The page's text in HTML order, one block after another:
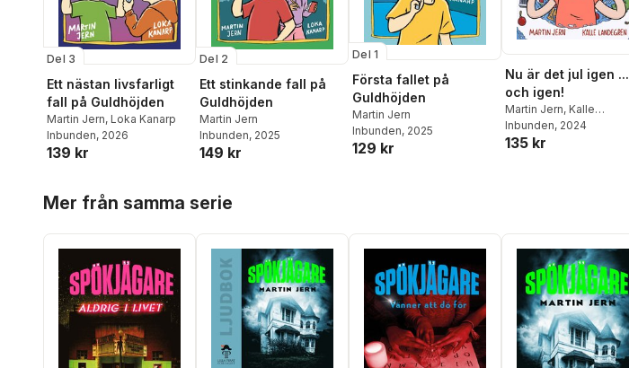
Del 3
Ett nästan livsfarligt
fall på Guldhöjden
Martin Jern, Loka Kanarp
Inbunden, 2026
139 kr
Del 2
Ett stinkande fall på
Guldhöjden
Martin Jern
Inbunden, 2025
149 kr
Del 1
Första fallet på
Guldhöjden
Martin Jern
Inbunden, 2025
129 kr
Nu är det jul igen ...
och igen!
Martin Jern, Kalle
Landegren
Inbunden, 2024
135 kr
Mer från samma serie